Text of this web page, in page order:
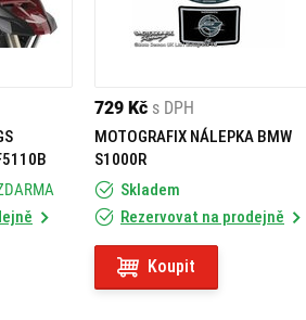
729 Kč s DPH
MOTOGRAFIX NÁLEPKA BMW
S1000R
Skladem
Rezervovat na prodejně
Koupit